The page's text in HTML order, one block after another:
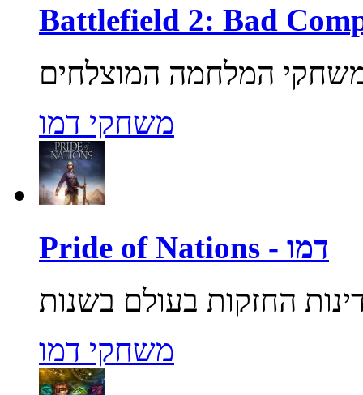
משחקי דמו
Pride of Nations - דמו
משחקי דמו